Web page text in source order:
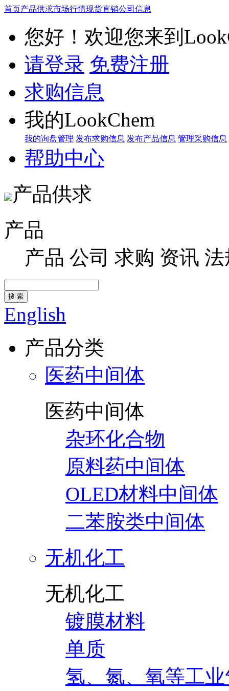
首页产品供求市场行情现货直销公司信息
您好！欢迎您来到
请登录 免费注册
求购信息
我的LookChem
我的询盘管理 发布求购信息 发布产品信息 管理采购信息
帮助中心
产品供求
产品
产品 公司 求购 资讯 法
搜 索
English
产品分类
医药中间体
医药中间体
杂环化合物
原料药中间体
OLED材料中间体
二苯胺类中间体
无机化工
无机化工
镀膜材料
单质
氢、氮、氧等工